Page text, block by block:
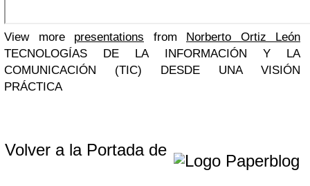
View more presentations from Norberto Ortiz León
TECNOLOGÍAS DE LA INFORMACIÓN Y LA
COMUNICACIÓN (TIC) DESDE UNA VISIÓN
PRÁCTICA
Volver a la Portada de